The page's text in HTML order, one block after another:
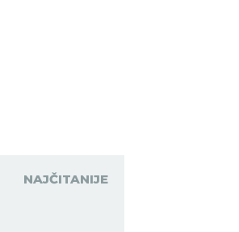
NAJČITANIJE